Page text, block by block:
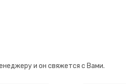
и он свяжется с Вами.